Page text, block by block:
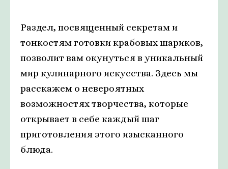
Раздел, посвященный секретам и
тонкостям готовки крабовых шариков,
позволит вам окунуться в уникальный
мир кулинарного искусства. Здесь мы
расскажем о невероятных
возможностях творчества, которые
открывает в себе каждый шаг
приготовления этого изысканного
блюда.